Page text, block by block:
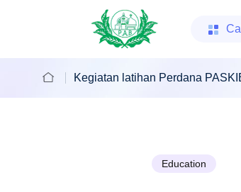
Kegiatan latihan Perdana
Education